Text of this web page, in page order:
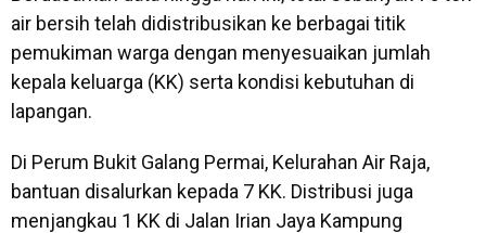
air bersih telah didistribusikan ke berbagai titik
pemukiman warga dengan menyesuaikan jumlah
kepala keluarga (KK) serta kondisi kebutuhan di
lapangan.
Di Perum Bukit Galang Permai, Kelurahan Air Raja,
bantuan disalurkan kepada 7 KK. Distribusi juga
menjangkau 1 KK di Jalan Irian Jaya Kampung